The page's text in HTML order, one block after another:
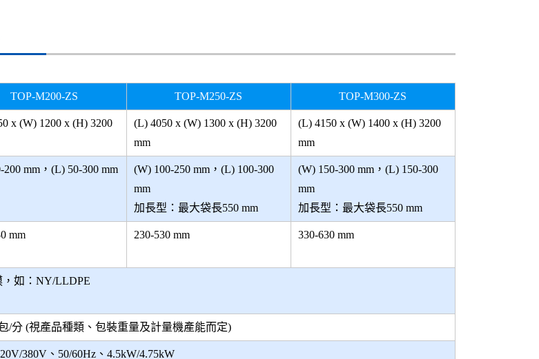
TOP-M200-ZS TOP-M250-ZS TOP-M300-ZS
x (W) 1200 x (H) 3200
(L) 4050 x (W) 1300 x (H) 3200
mm
(L) 4150 x (W) 1400 x (H) 3200
mm
200 mm，(L) 50-300 mm
(W) 100-250 mm，(L) 100-300
mm
加長型：最大袋長550 mm
(W) 150-300 mm，(L) 150-300
mm
加長型：最大袋長550 mm
mm 230-530 mm 330-630 mm
，如：NY/LLDPE
/分 (視產品種類、包裝重量及計量機產能而定)
380V、50/60Hz、4.5kW/4.75kW